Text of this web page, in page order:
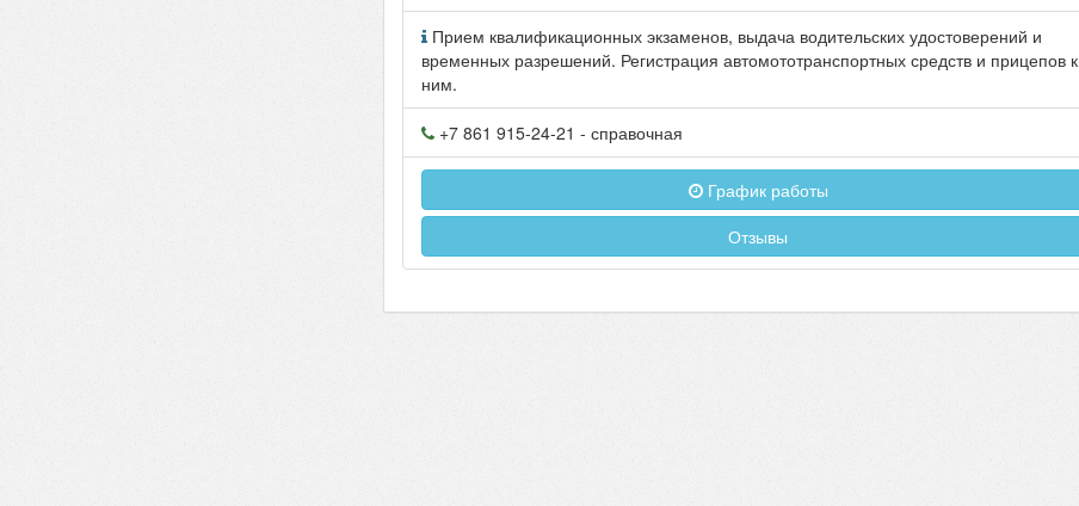
Прием квалификационных экзаменов, выдача водительских удостоверений и
временных разрешений. Регистрация автомототранспортных средств и прицепов к
ним.
+7 861 915-24-21 - справочная
График работы
Отзывы